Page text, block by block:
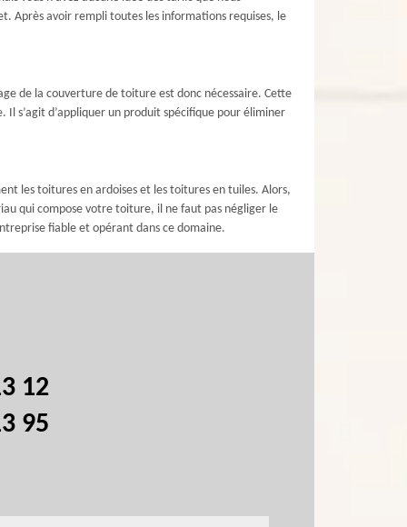
Après avoir rempli toutes les informations requises, le
de la couverture de toiture est donc nécessaire. Cette
s’agit d’appliquer un produit spécifique pour éliminer
les toitures en ardoises et les toitures en tuiles. Alors,
qui compose votre toiture, il ne faut pas négliger le
fiable et opérant dans ce domaine.
12
95